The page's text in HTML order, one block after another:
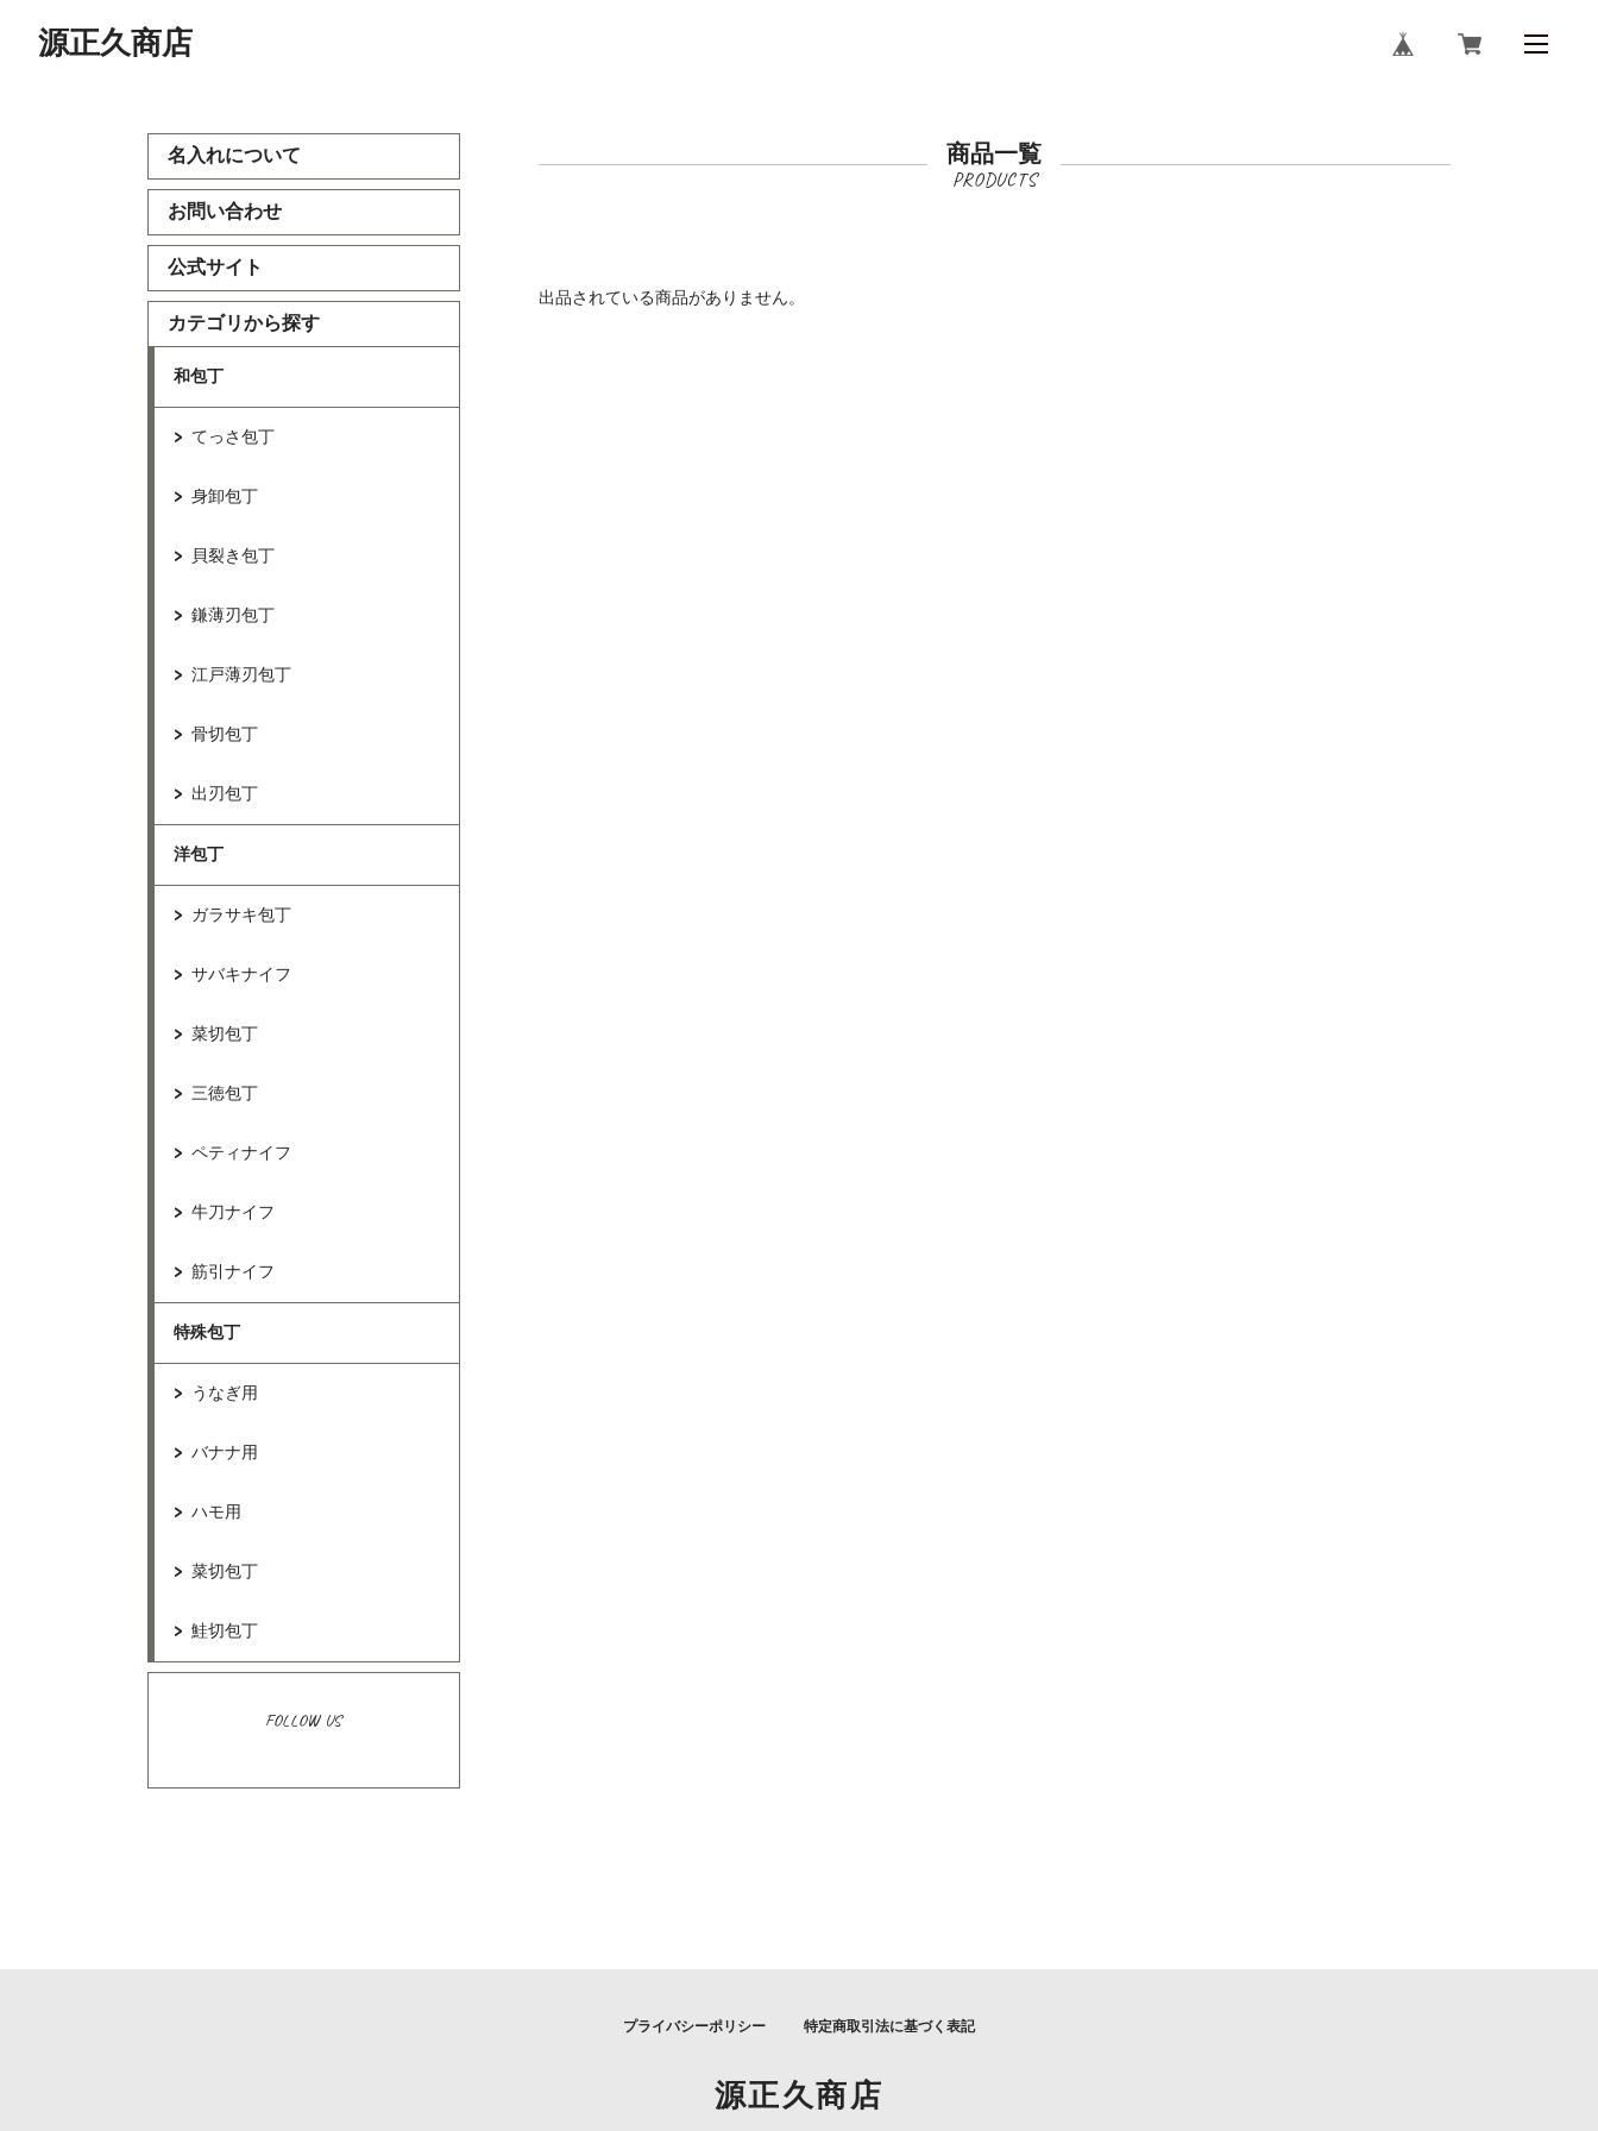
源正久商店
名入れについて
お問い合わせ
公式サイト
カテゴリから探す
和包丁
てっさ包丁
身卸包丁
貝裂き包丁
鎌薄刃包丁
江戸薄刃包丁
骨切包丁
出刃包丁
洋包丁
ガラサキ包丁
サバキナイフ
菜切包丁
三徳包丁
ペティナイフ
牛刀ナイフ
筋引ナイフ
特殊包丁
うなぎ用
バナナ用
ハモ用
菜切包丁
鮭切包丁
FOLLOW US
商品一覧
出品されている商品がありません。
プライバシーポリシー 特定商取引法に基づく表記
源正久商店